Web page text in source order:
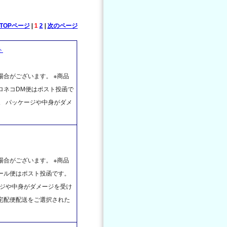
TOPページ| 1 2| 次のページ
合がございます。 ※商品
ネコDM便はポスト投函で
パッケージや中身がダメ
合がございます。 ※商品
便はポスト投函です。
や中身がダメージを受け
配便配送をご選択された